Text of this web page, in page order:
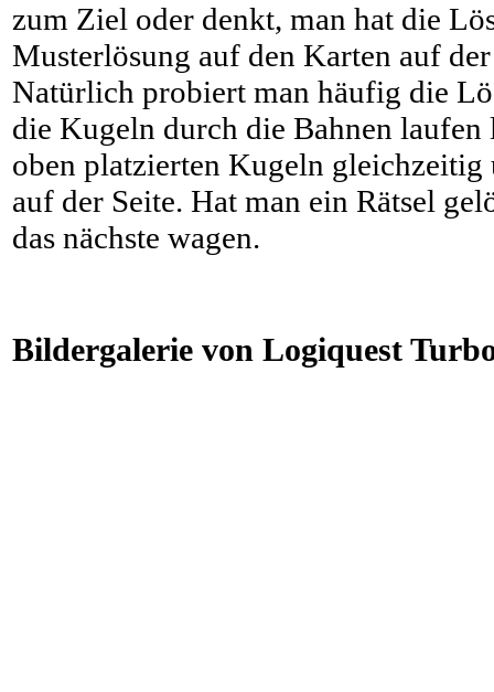
zum Ziel oder denkt, man hat die
Musterlösung auf den Karten auf
Natürlich probiert man häufig die
die Kugeln durch die Bahnen laufen
oben platzierten Kugeln
auf der Seite. Hat man ein Rätsel
das nächste wagen.
Bildergalerie von Logiquest